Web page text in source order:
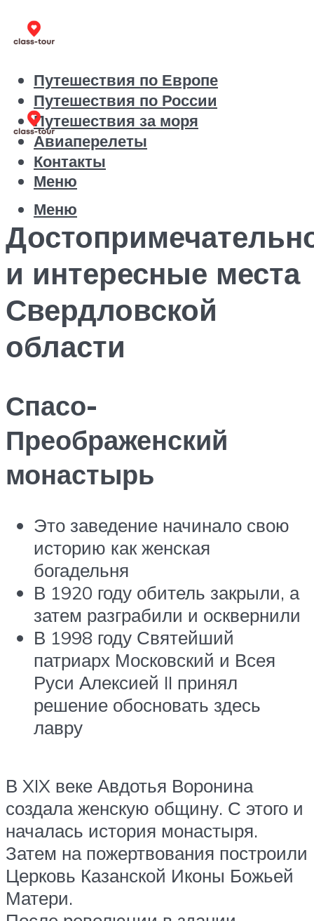
Путешествия по Европе
Путешествия по России
Путешествия за моря
Авиаперелеты
Контакты
Меню
Меню
и интересные места
Свердловской
области
Спасо-
Преображенский
монастырь
Это заведение начинало свою
историю как женская
богадельня
В 1920 году обитель закрыли, а
затем разграбили и осквернили
В 1998 году Святейший
патриарх Московский и Всея
Руси Алексией II принял
решение обосновать здесь
лавру
В XIX веке Авдотья Воронина
создала женскую общину. С этого и
началась история монастыря.
Затем на пожертвования построили
Церковь Казанской Иконы Божьей
Матери.